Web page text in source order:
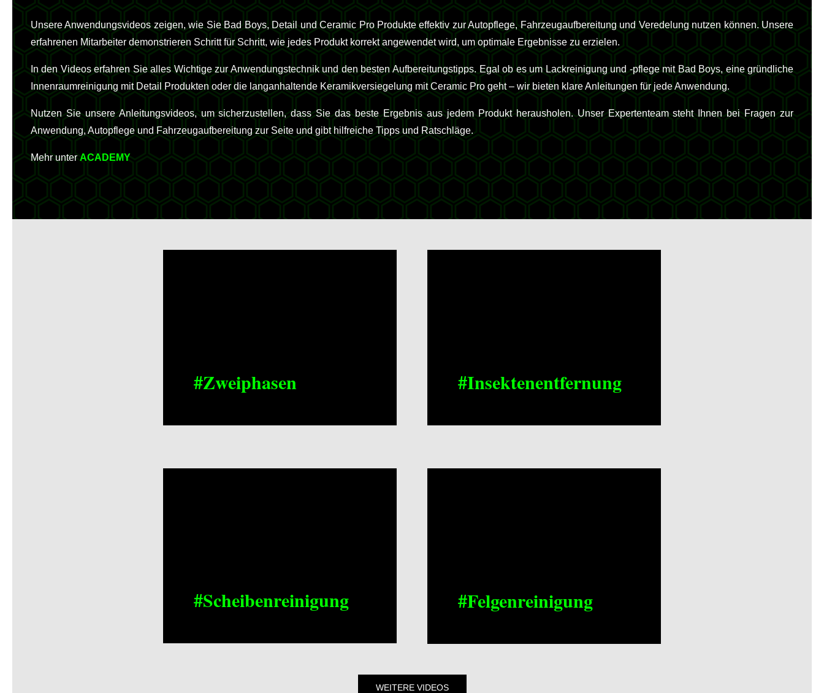
Unsere Anwendungsvideos zeigen, wie Sie Bad Boys, Detail und Ceramic Pro Produkte effektiv zur Autopflege, Fahrzeugaufbereitung und Veredelung nutzen können. Unsere
erfahrenen Mitarbeiter demonstrieren Schritt für Schritt, wie jedes Produkt korrekt angewendet wird, um optimale Ergebnisse zu erzielen.
In den Videos erfahren Sie alles Wichtige zur Anwendungstechnik und den besten Aufbereitungstipps. Egal ob es um Lackreinigung und -pflege mit Bad Boys, eine gründliche
Innenraumreinigung mit Detail Produkten oder die langanhaltende Keramikversiegelung mit Ceramic Pro geht – wir bieten klare Anleitungen für jede Anwendung.
Nutzen Sie unsere Anleitungsvideos, um sicherzustellen, dass Sie das beste Ergebnis aus jedem Produkt herausholen. Unser Expertenteam steht Ihnen bei Fragen zur
Anwendung, Autopflege und Fahrzeugaufbereitung zur Seite und gibt hilfreiche Tipps und Ratschläge.
Mehr unterACADEMY
#Zweiphasen #Insektenentfernung
#Scheibenreinigung #Felgenreinigung
WEITERE VIDEOS